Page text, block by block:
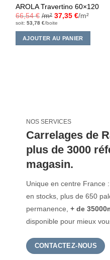
AROLA Travertino 60×120
66,54€ /m² 37,35€/m²
soit:53,78€/boite
AJOUTER AU PANIER
NOS SERVICES
Carrelages de
plus de 3000
magasin.
Unique en centre France
en stocks, plus de 650
permanence,+ de
disponible pour mieux
CONTACTEZ-NOUS